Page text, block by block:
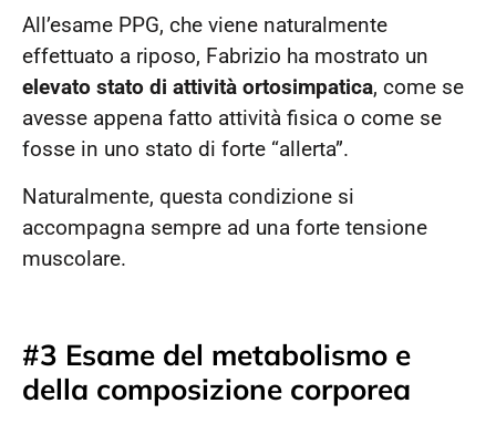
All’esame PPG, che viene naturalmente
effettuato a riposo, Fabrizio ha mostrato un
elevato stato di attività ortosimpatica, come se
avesse appena fatto attività fisica o come se
fosse in uno stato di forte “allerta”.
Naturalmente, questa condizione si
accompagna sempre ad una forte tensione
muscolare.
#3 Esame del metabolismo e
della composizione corporea